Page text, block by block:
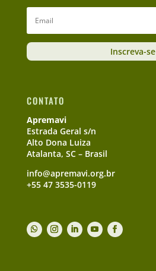
Inscreva-se
CONTATO
Apremavi
Estrada Geral s/n
Alto Dona Luiza
Atalanta, SC – Brasil
info@apremavi.org.br
+55 47 3535-0119